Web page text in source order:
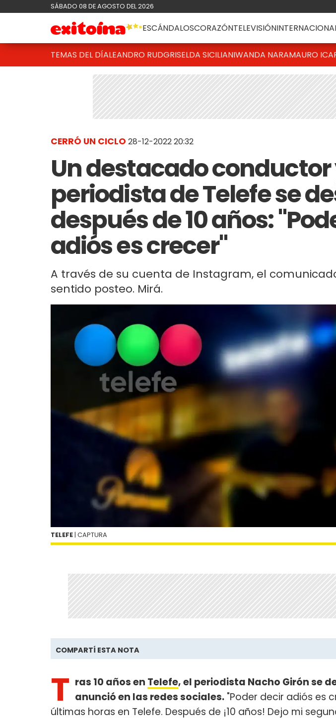
SÁBADO 08 DE AGOSTO DEL 2026
ESCÁNDALOSCORAZÓNTELEVISIÓN
TEMAS DEL DÍALEANDRO RUDGRISELDA SICILIANIWANDA NARAMAURO
CERRÓ UN CICLO 28-12-2022 20:32
Un destacado conductor
periodista de Telefe se
después de 10 años:
adiós es crecer"
A través de su cuenta de Instagram, el
sentido posteo. Mirá.
TELEFE | CAPTURA
COMPARTÍ ESTA NOTA
T ras 10 años en Telefe, el periodista Nacho Girón se
anunció en las redes sociales. "Poder decir adiós es
últimas horas en Telefe. Después de ¡10 años! Dejo mi